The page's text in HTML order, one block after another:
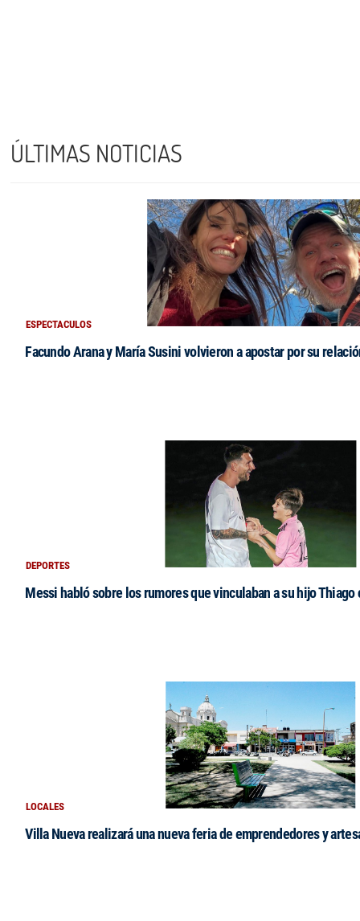
ÚLTIMAS NOTICIAS
ESPECTACULOS
Facundo Arana y María Susini volvieron a apostar por su
DEPORTES
Messi habló sobre los rumores que vinculaban a su hijo Thiago
LOCALES
Villa Nueva realizará una nueva feria de emprendedores y